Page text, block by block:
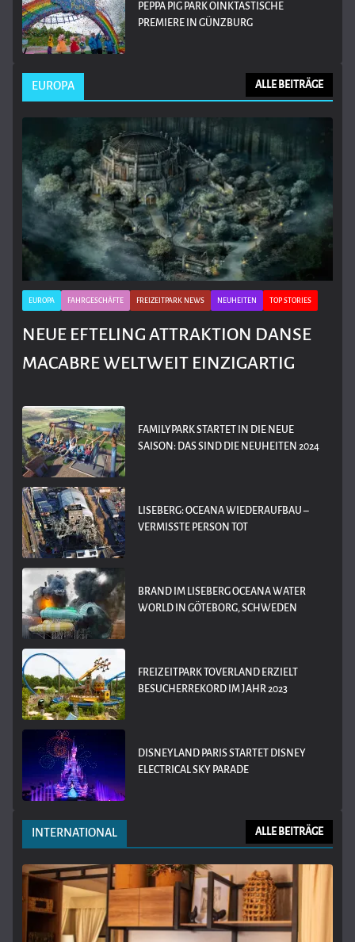
PEPPA PIG PARK OINKTASTISCHE
PREMIERE IN GÜNZBURG
EUROPA ALLE BEITRÄGE
EUROPA FAHRGESCHÄFTE FREIZEITPARK NEWS NEUHEITEN TOP STORIES
NEUE EFTELING ATTRAKTION DANSE
MACABRE WELTWEIT EINZIGARTIG
FAMILYPARK STARTET IN DIE NEUE
SAISON: DAS SIND DIE NEUHEITEN 2024
LISEBERG: OCEANA WIEDERAUFBAU –
VERMISSTE PERSON TOT
BRAND IM LISEBERG OCEANA WATER
WORLD IN GÖTEBORG, SCHWEDEN
FREIZEITPARK TOVERLAND ERZIELT
BESUCHERREKORD IM JAHR 2023
DISNEYLAND PARIS STARTET DISNEY
ELECTRICAL SKY PARADE
INTERNATIONAL ALLE BEITRÄGE